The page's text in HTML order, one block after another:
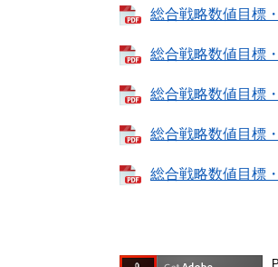
総合戦略数値目標
総合戦略数値目標
総合戦略数値目標
総合戦略数値目標
総合戦略数値目標